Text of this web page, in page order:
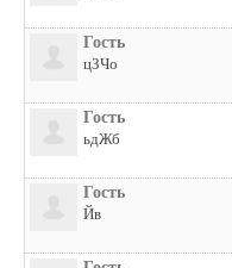
Гость
цЗЧо
Гость
ьдЖб
Гость
Йв